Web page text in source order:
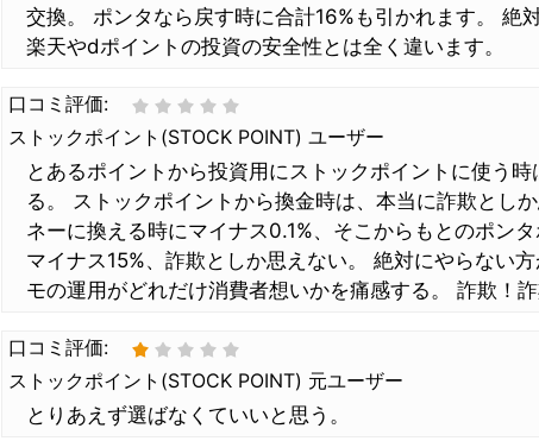
交換。 ポンタなら戻す時に合計16%も引かれます。 絶
楽天やdポイントの投資の安全性とは全く違います。
口コミ評価:
ストックポイント(STOCK POINT) ユーザー
とあるポイントから投資用にストックポイントに使う
る。 ストックポイントから換金時は、本当に詐欺とし
ネーに換える時にマイナス0.1%、そこからもとのポン
マイナス15%、詐欺としか思えない。 絶対にやらない
モの運用がどれだけ消費者想いかを痛感する。 詐欺！詐
口コミ評価:
ストックポイント(STOCK POINT) 元ユーザー
とりあえず選ばなくていいと思う。